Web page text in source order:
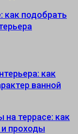
как подобрать
как
ванной
террасе: как
и проходы